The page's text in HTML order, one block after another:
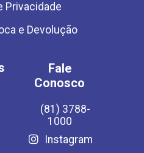
Privacidade
e Devolução
Fale
Conosco
(81) 3788-
1000
Instagram